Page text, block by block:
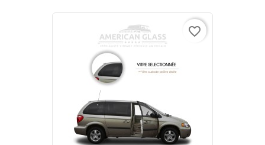
favorite_border